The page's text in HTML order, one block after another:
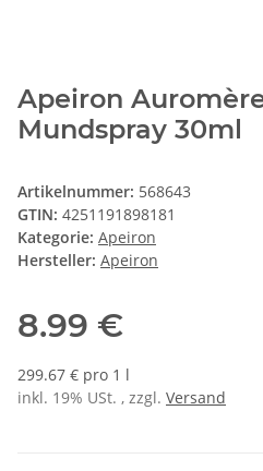
Apeiron
Mundspray 30ml
Artikelnummer: 568643
GTIN: 4251191898181
Kategorie: Apeiron
Hersteller: Apeiron
8.99 €
299.67 € pro 1 l
inkl. 19% USt. , zzgl. Versand